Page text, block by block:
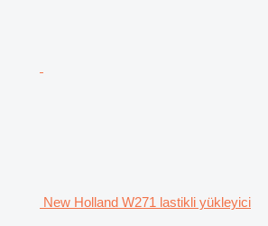
New Holland W271 lastikli yükleyici